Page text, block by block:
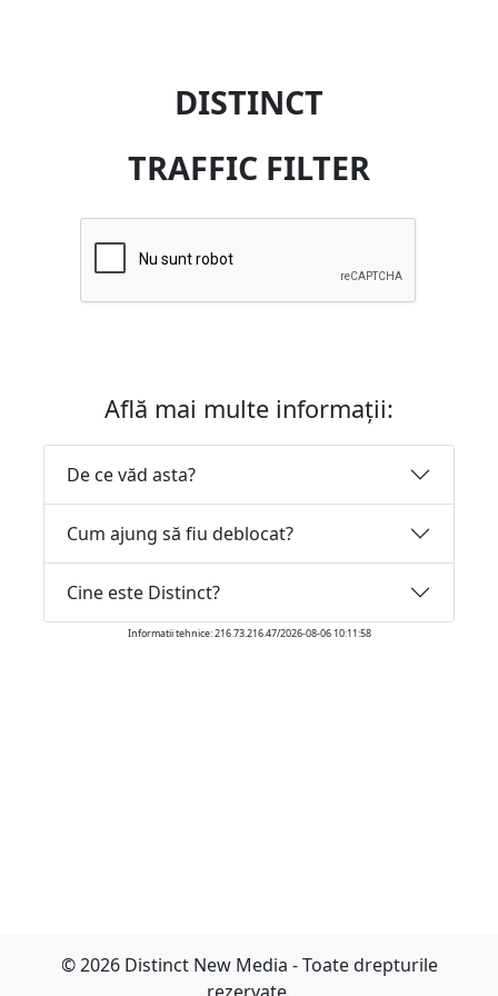
DISTINCT
TRAFFIC FILTER
Află mai multe informații:
De ce văd asta?
Cum ajung să fiu deblocat?
Cine este Distinct?
Informatii tehnice: 216.73.216.47/2026-08-06 10:11:58
© 2026 Distinct New Media - Toate drepturile